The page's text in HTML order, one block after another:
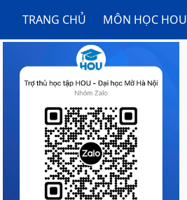
TRANG CHỦ MÔN HỌC HOU